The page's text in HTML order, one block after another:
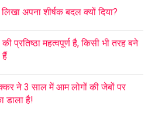
अपना शीर्षक बदल क्यों दिया?
प्रतिष्ठा महत्वपूर्ण है, किसी भी तरह बने
हैं
ने 3 साल में आम लोगों की जेबों पर
डाला है!